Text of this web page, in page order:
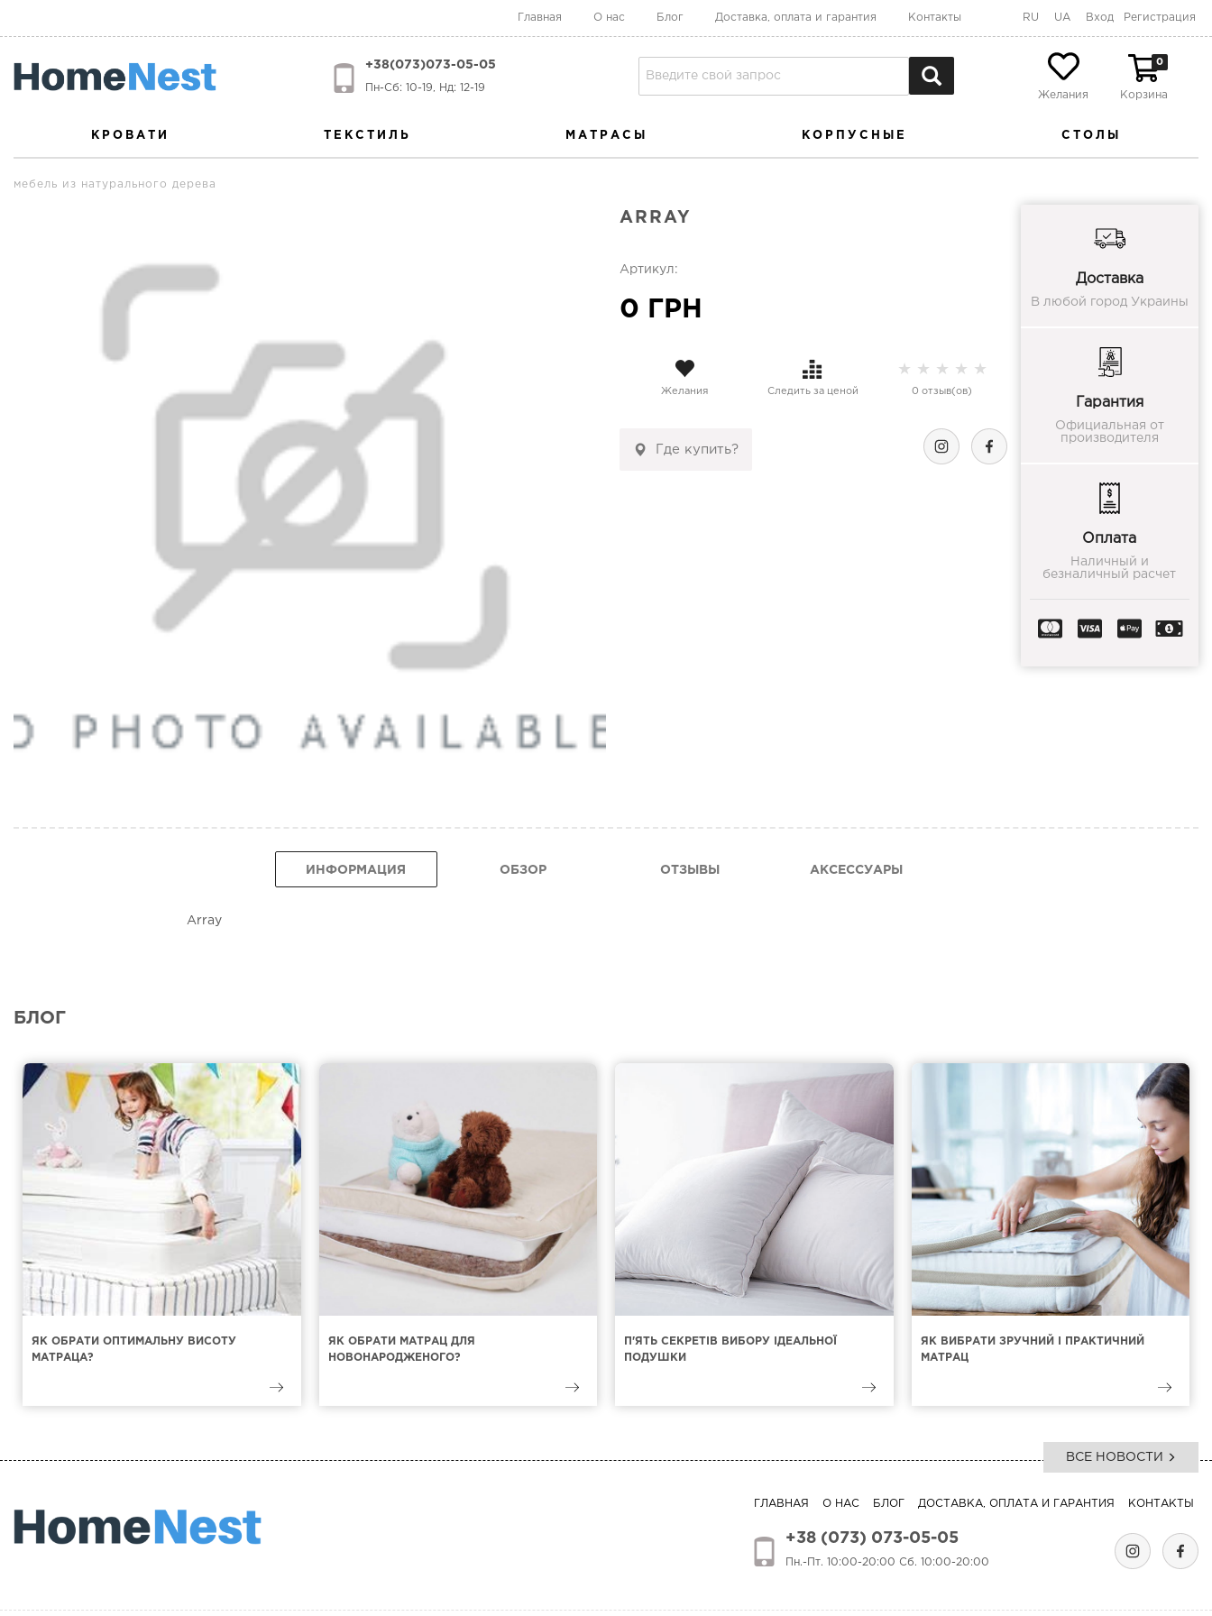
Главная О нас Блог Доставка, оплата и гарантия Контакты RU UA Вход Регистрация
+38(073)073-05-05
Пн-Сб: 10-19, Нд: 12-19
Желания
0
Корзина
КРОВАТИ ТЕКСТИЛЬ МАТРАСЫ КОРПУСНЫЕ СТОЛЫ
мебель из натурального дерева
ARRAY
Артикул:
0 ГРН
Желания Следить за ценой
★ ★ ★ ★ ★
0 отзыв(ов)
Где купить?
Доставка
В любой город Украины
Гарантия
Официальная от
производителя
Оплата
Наличный и
безналичный расчет
ИНФОРМАЦИЯ ОБЗОР ОТЗЫВЫ АКСЕССУАРЫ
Array
БЛОГ
ЯК ОБРАТИ ОПТИМАЛЬНУ ВИСОТУ
МАТРАЦА?
ЯК ОБРАТИ МАТРАЦ ДЛЯ
НОВОНАРОДЖЕНОГО?
П'ЯТЬ СЕКРЕТІВ ВИБОРУ ІДЕАЛЬНОЇ
ПОДУШКИ
ЯК ВИБРАТИ ЗРУЧНИЙ І ПРАКТИЧНИЙ
МАТРАЦ
ВСЕ НОВОСТИ
ГЛАВНАЯ О НАС БЛОГ ДОСТАВКА, ОПЛАТА И ГАРАНТИЯ КОНТАКТЫ
+38 (073) 073-05-05
Пн.-Пт. 10:00-20:00 Сб. 10:00-20:00